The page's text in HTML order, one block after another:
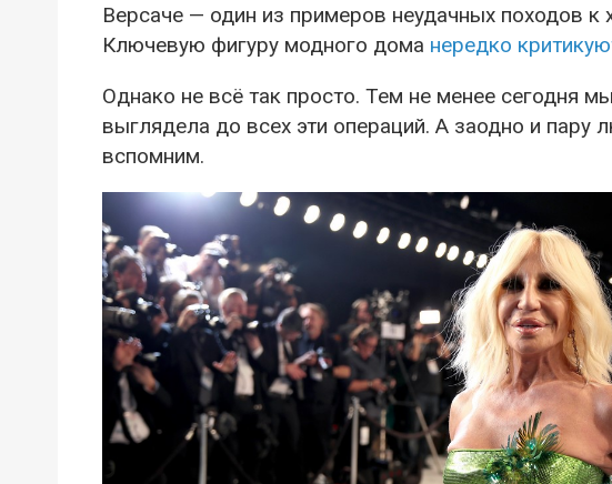
Версаче — один из примеров неудачных походов к
Ключевую фигуру модного дома нередко
Однако не всё так просто. Тем не менее сегодня
выглядела до всех эти операций. А заодно и пару
вспомним.